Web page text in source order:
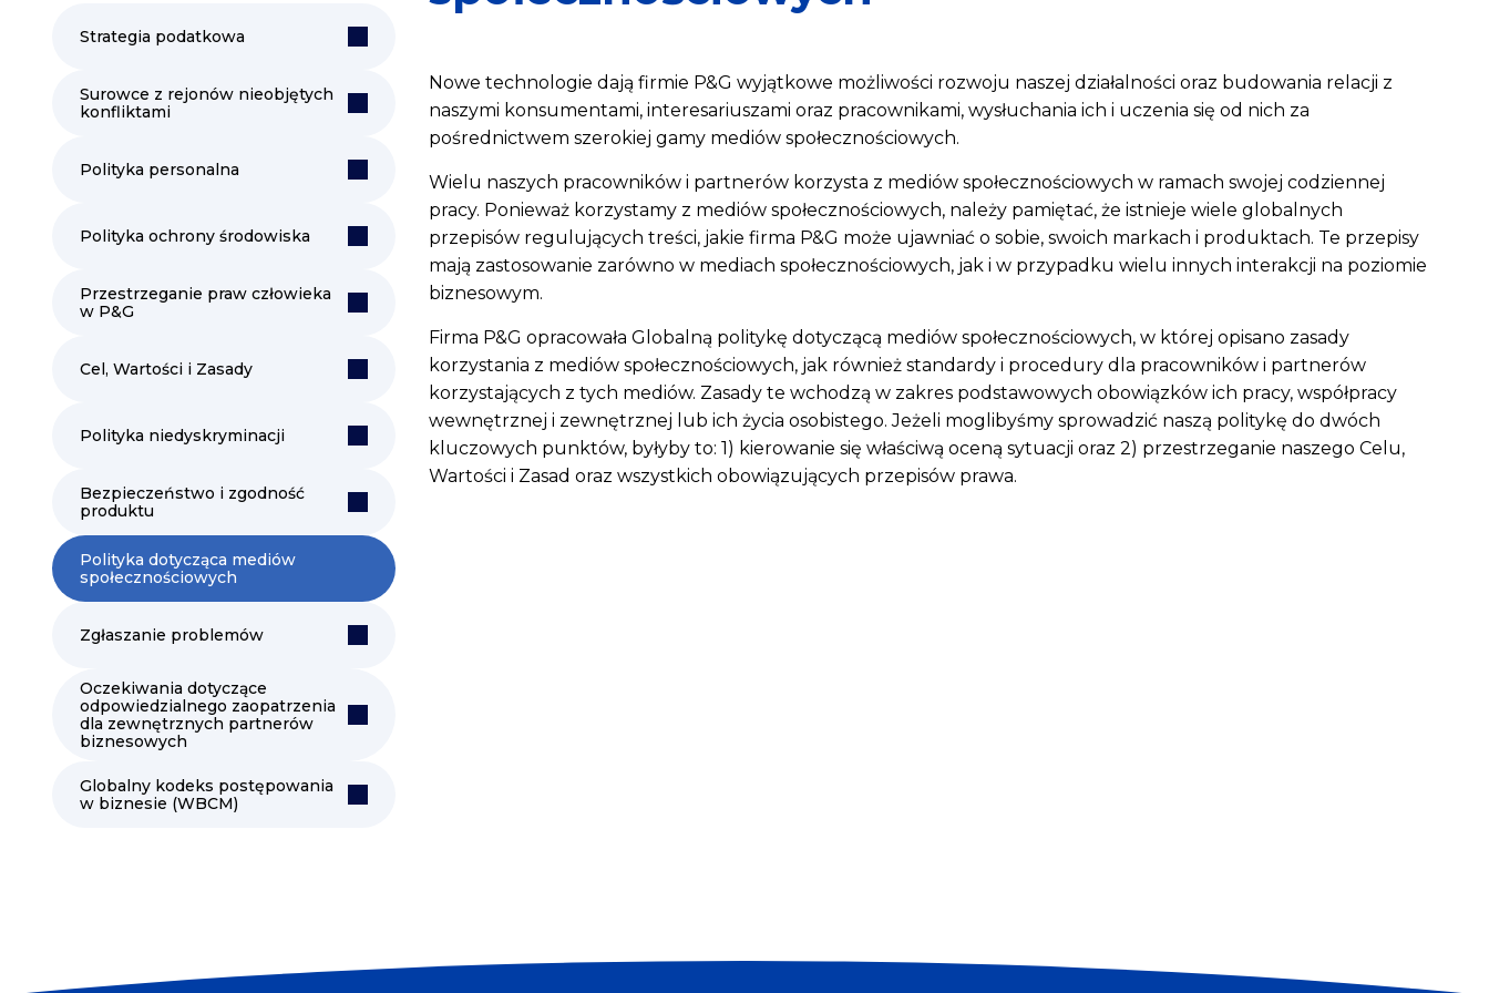
Nowe technologie dają firmie P&G wyjątkowe możliwości rozwoju naszej działalności oraz budowania relacji z
naszymi konsumentami, interesariuszami oraz pracownikami, wysłuchania ich i uczenia się od nich za
pośrednictwem szerokiej gamy mediów społecznościowych.
Wielu naszych pracowników i partnerów korzysta z mediów społecznościowych w ramach swojej codziennej
pracy. Ponieważ korzystamy z mediów społecznościowych, należy pamiętać, że istnieje wiele globalnych
przepisów regulujących treści, jakie firma P&G może ujawniać o sobie, swoich markach i produktach. Te przepisy
mają zastosowanie zarówno w mediach społecznościowych, jak i w przypadku wielu innych interakcji na poziomie
biznesowym.
Firma P&G opracowała Globalną politykę dotyczącą mediów społecznościowych, w której opisano zasady
korzystania z mediów społecznościowych, jak również standardy i procedury dla pracowników i partnerów
korzystających z tych mediów. Zasady te wchodzą w zakres podstawowych obowiązków ich pracy, współpracy
wewnętrznej i zewnętrznej lub ich życia osobistego. Jeżeli moglibyśmy sprowadzić naszą politykę do dwóch
kluczowych punktów, byłyby to: 1) kierowanie się właściwą oceną sytuacji oraz 2) przestrzeganie naszego Celu,
Wartości i Zasad oraz wszystkich obowiązujących przepisów prawa.
Strategia podatkowa
Surowce z rejonów nieobjętych
konfliktami
Polityka personalna
Polityka ochrony środowiska
Przestrzeganie praw człowieka
w P&G
Cel, Wartości i Zasady
Polityka niedyskryminacji
Bezpieczeństwo i zgodność
produktu
Polityka dotycząca mediów
społecznościowych
Zgłaszanie problemów
Oczekiwania dotyczące
odpowiedzialnego zaopatrzenia
dla zewnętrznych partnerów
biznesowych
Globalny kodeks postępowania
w biznesie (WBCM)